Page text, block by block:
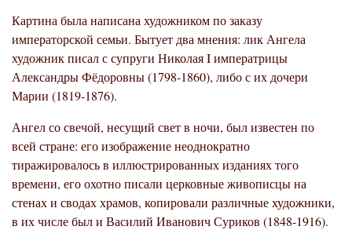
Картина была написана художником по заказу
императорской семьи. Бытует два мнения: лик Ангела
художник писал с супруги Николая I императрицы
Александры Фёдоровны (1798-1860), либо с их дочери
Марии (1819-1876).
Ангел со свечой, несущий свет в ночи, был известен по
всей стране: его изображение неоднократно
тиражировалось в иллюстрированных изданиях того
времени, его охотно писали церковные живописцы на
стенах и сводах храмов, копировали различные художники,
в их числе был и Василий Иванович Суриков (1848-1916).